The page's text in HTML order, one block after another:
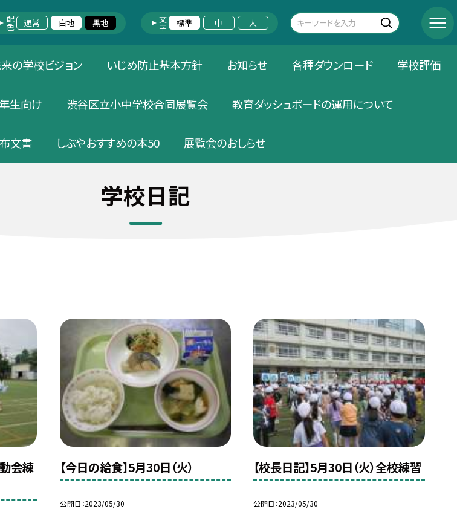
配色 通常 白地 黒地 文字 標準 中 大
の学校ビジョン いじめ防止基本方針 お知らせ 各種ダウンロード 学校評価
生向け 渋谷区立小中学校合同展覧会 教育ダッシュボードの運用について
文書 しぶやおすすめの本50 展覧会のおしらせ
学校日記
動会練
【今日の給食】5月30日（火）
公開日 2023/05/30
【校長日記】5月30日（火）全校練習
公開日 2023/05/30